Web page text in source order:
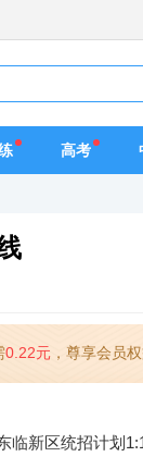
高考
0.22元 ，尊享会员
新区统招计划